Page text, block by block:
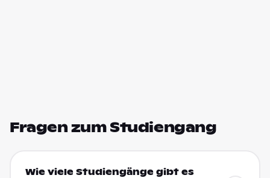
Fragen zum Studiengang
Wie viele Studiengänge gibt es